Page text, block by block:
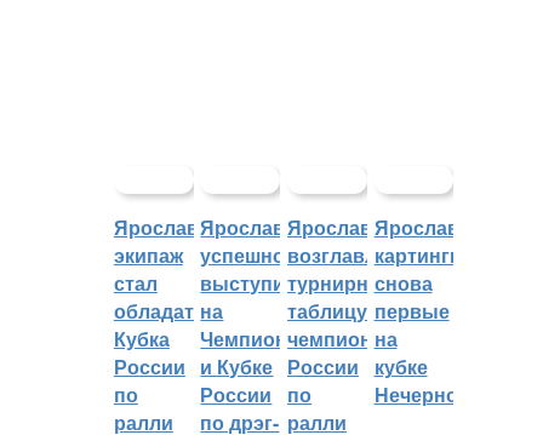
Ярославский
экипаж
стал
обладателем
Кубка
России
по
ралли
Ярославцы
успешно
выступили
на
Чемпионате
и Кубке
России
по дрэг-
Ярославцы
возглавляют
турнирную
таблицу
чемпионата
России
по
ралли
Ярославские
картингисты
снова
первые
на
кубке
Нечерноземья